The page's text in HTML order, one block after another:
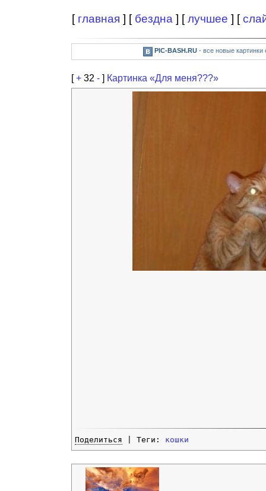
[ главная ] [ бездна ] [лучшее ] [
PIC-BASH.RU- все новые картинки
[+ 32 - ] Картинка «Для меня???»
Поделиться | Теги: кошки